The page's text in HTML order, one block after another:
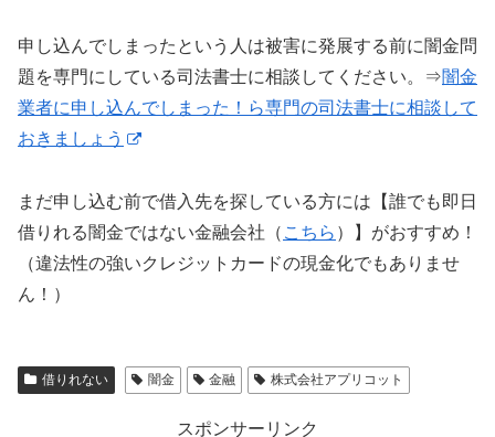
申し込んでしまったという人は被害に発展する前に闇金問
題を専門にしている司法書士に相談してください。⇒闇金
業者に申し込んでしまった！ら専門の司法書士に相談して
おきましょう
まだ申し込む前で借入先を探している方には【誰でも即日
借りれる闇金ではない金融会社（ こちら ）】がおすすめ！
（違法性の強いクレジットカードの現金化でもありませ
ん！）
借りれない 闇金 金融 株式会社アプリコット
スポンサーリンク